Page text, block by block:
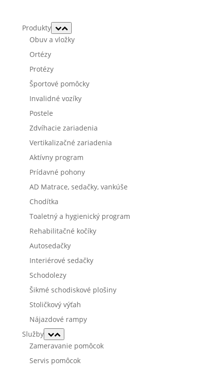
Produkty
Obuv a vložky
Ortézy
Protézy
Športové pomôcky
Invalidné vozíky
Postele
Zdvíhacie zariadenia
Vertikalizačné zariadenia
Aktívny program
Prídavné pohony
AD Matrace, sedačky, vankúše
Chodítka
Toaletný a hygienický program
Rehabilitačné kočíky
Autosedačky
Interiérové sedačky
Schodolezy
Šikmé schodiskové plošiny
Stoličkový výťah
Nájazdové rampy
Služby
Zameravanie pomôcok
Servis pomôcok